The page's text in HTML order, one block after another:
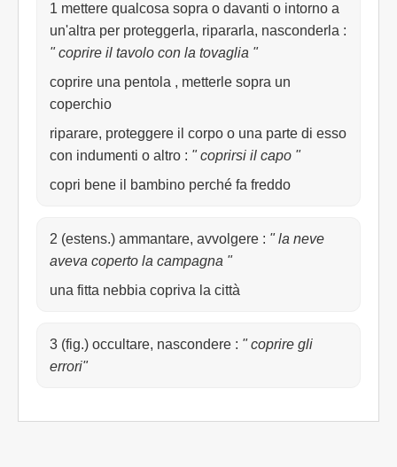
1 mettere qualcosa sopra o davanti o intorno a
un'altra per proteggerla, ripararla, nasconderla :
" coprire il tavolo con la tovaglia "
coprire una pentola , metterle sopra un
coperchio
riparare, proteggere il corpo o una parte di esso
con indumenti o altro : " coprirsi il capo "
copri bene il bambino perché fa freddo
2 (estens.) ammantare, avvolgere : " la neve
aveva coperto la campagna "
una fitta nebbia copriva la città
3 (fig.) occultare, nascondere : " coprire gli
errori"